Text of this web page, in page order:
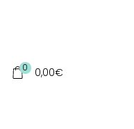
0 0,00€